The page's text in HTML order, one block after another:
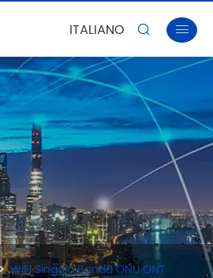
ITALIANO  
WIFI Singola Banda ONU ONT